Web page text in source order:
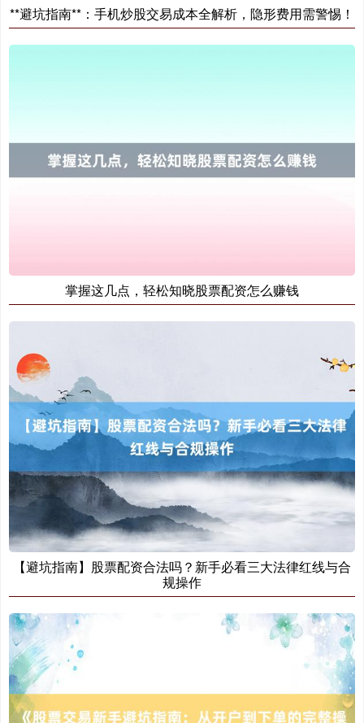
**避坑指南**：手机炒股交易成本全解析，隐形费用需警惕！
掌握这几点，轻松知晓股票配资怎么赚钱
【避坑指南】股票配资合法吗？新手必看三大法律红线与合
规操作